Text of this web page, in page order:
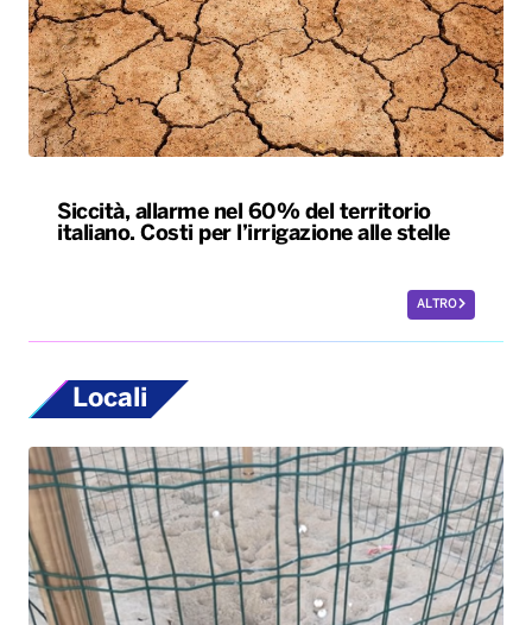
Siccità, allarme nel 60% del territorio
italiano. Costi per l’irrigazione alle stelle
ALTRO
Locali